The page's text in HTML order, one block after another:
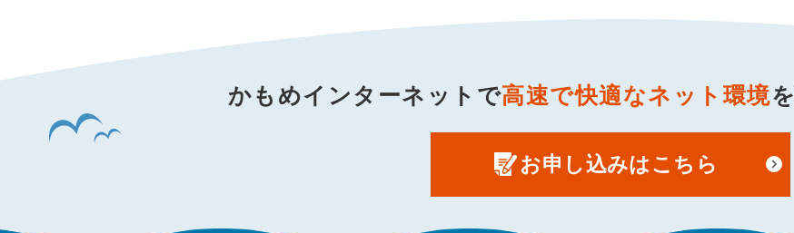
かもめインターネットで高速で快適なネット環境を
お申し込みはこちら